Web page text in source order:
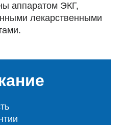
аппаратом ЭКГ,
лекарственными